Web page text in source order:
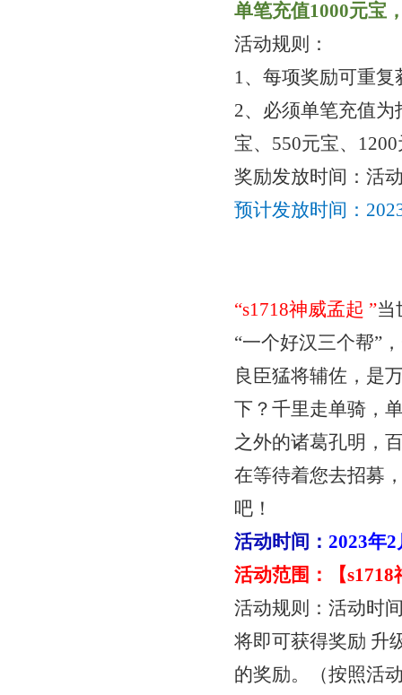
单笔充值1000元宝
活动规则：
1、每项奖励可重
2、必须单笔充值
宝、550元宝、
奖励发放时间：活
预计发放时间：
“s1718神威孟起”当
“一个好汉三个帮”
良臣猛将辅佐，是
下？千里走单骑，
之外的诸葛孔明，
在等待着您去招募
吧！
活动时间：2023年
活动范围：【
活动规则：活动时
将即可获得奖励 升
的奖励。（按照活